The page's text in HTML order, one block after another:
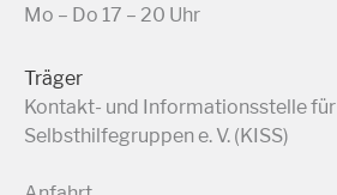
Mo – Do 17 – 20 Uhr
Träger
Kontakt- und Informationsstelle für
Selbsthilfegruppen e. V. (KISS)